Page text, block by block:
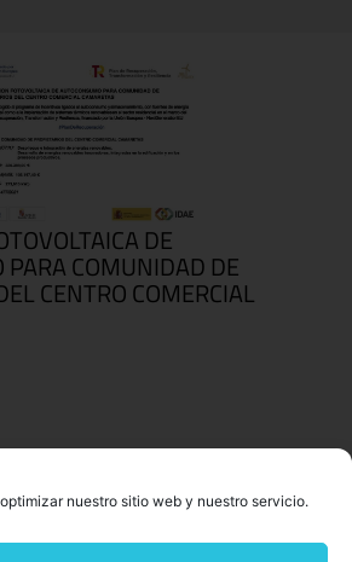
nuestro sitio web y nuestro servicio.
DE
COMUNIDAD DE
CENTRO COMERCIAL